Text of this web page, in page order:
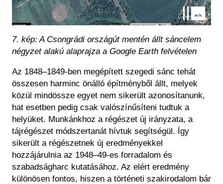
7. kép: A Csongrádi országút mentén állt sáncelem
négyzet alakú alaprajza a Google Earth felvételen
Az 1848–1849-ben megépített szegedi sánc tehát
összesen harminc önálló építményből állt, melyek
közül mindössze egyet nem sikerült azonosítanunk,
hat esetben pedig csak valószínűsíteni tudtuk a
helyüket. Munkánkhoz a régészet új irányzata, a
tájrégészet módszertanát hívtuk segítségül. Így
sikerült a régészetnek új eredményekkel
hozzájárulnia az 1948–49-es forradalom és
szabadságharc kutatásához. Az elért eredmény
különösen fontos, hiszen a történeti szakirodalom bár